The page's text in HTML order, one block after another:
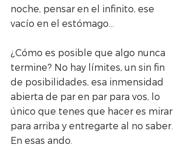
noche, pensar en el infinito, ese
vacío en el estómago...
¿Cómo es posible que algo nunca
termine? No hay límites, un sin fin
de posibilidades, esa inmensidad
abierta de par en par para vos, lo
único que tenes que hacer es mirar
para arriba y entregarte al no saber.
En esas ando.